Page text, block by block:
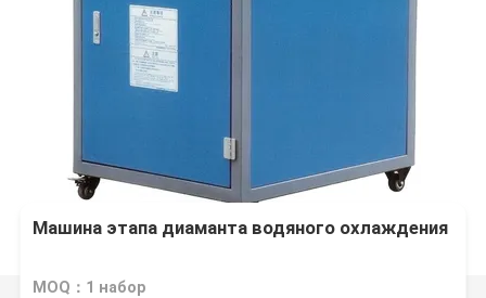
Машина этапа диаманта водяного охлаждения
MOQ：1 набор